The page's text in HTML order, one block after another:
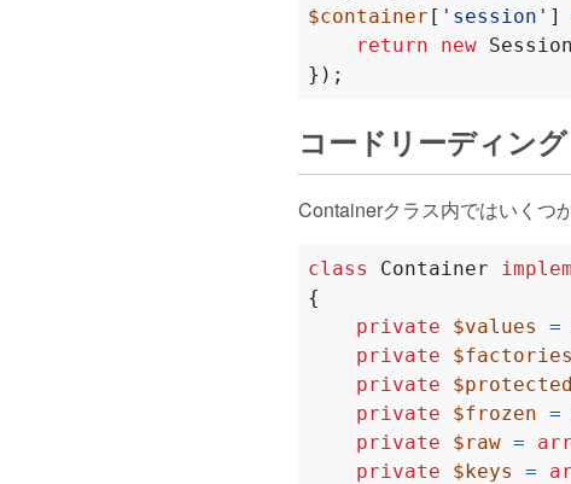
$container [ 'session' ]
return
new Session
});
コードリーディング
Containerクラス内ではいくつ
class Container
{
private
$values =
private
$factories
private
$protected
private
$frozen =
private
$raw =
private
$keys =